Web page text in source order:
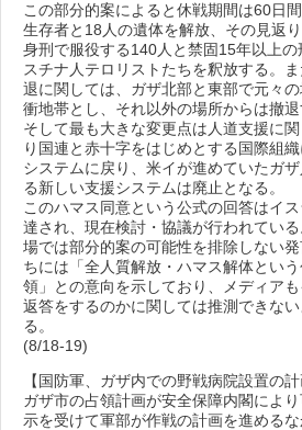
この部分的案によると休戦期間は60日
生存者と18人の遺体を解放、その見返
身刑で服役する140人と禁固15年以上
スチナ人テロリストたちを釈放する。
退に関しては、ガザ北部と東部で元々
衝地帯とし、それ以外の場所からは撤退
そして最も大きな変更点は人道支援に
り国連と赤十字をはじめとする国際組
システムに戻り、米イが進めていたガ
る新しい支援システムは廃止となる。
このハマス同意という公式の回答はイ
達され、現在検討・協議が行われてい
場では部分的案の可能性を排除しない
ちには「全人質解放・ハマス解体とい
領」との意向を示しており、メディア
返答をするのかに関しては推測できな
る。
(8/18-19)
【国防軍、ガザ内での野戦病院設置の
ガザ市の占領計画が安全保障内閣によ
示を受けて軍部が作戦の計画を進める